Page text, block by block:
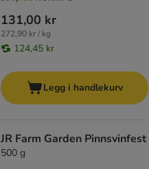
131,00 kr
272,90 kr / kg
124,45 kr
Legg i handlekurv
JR Farm Garden Pinnsvinfest
500 g